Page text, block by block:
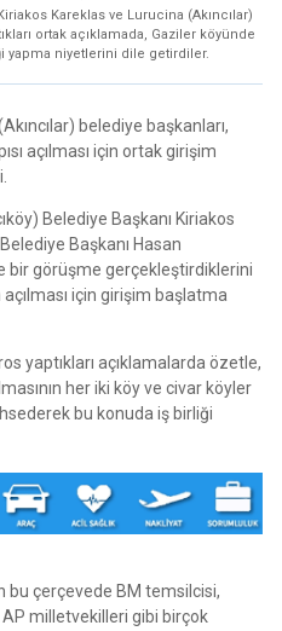
Kareklas ve Lurucina (Akıncılar)
ortak açıklamada, Gaziler köyünde
yapma niyetlerini dile getirdiler.
belediye başkanları,
açılması için ortak girişim
Belediye Başkanı Kiriakos
Başkanı Hasan
bir görüşme gerçekleştirdiklerini
için girişim başlatma
yaptıkları açıklamalarda özetle,
her iki köy ve civar köyler
bu konuda iş birliği
bu çerçevede BM temsilcisi,
milletvekilleri gibi birçok